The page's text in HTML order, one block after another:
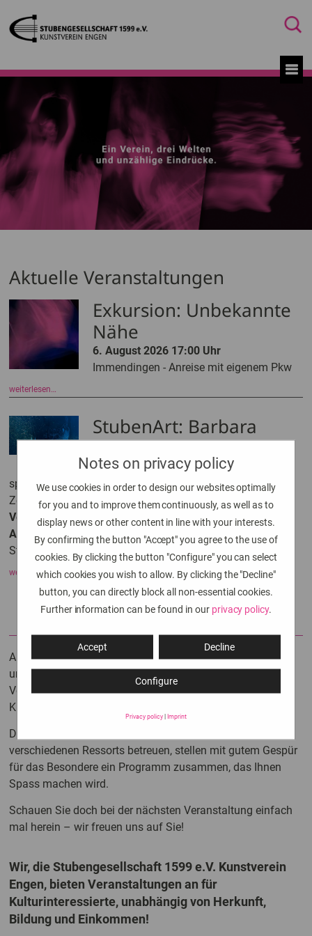
Aktuelle Veranstaltungen
Exkursion: Unbekannte
Nähe
6. August 2026 17:00 Uhr
Immendingen - Anreise mit eigenem Pkw
weiterlesen…
StubenArt: Barbara
Ehrmann
"dem Meeresgrund lauschen _ water
spirits"
Zeichnungen, Bilder in Wachs, Video
Vernissage 18. September 2026 19:00 Uhr
Ausstellung 19. September bis 29. November 2026
Städtisches Museum + Galerie Engen
weiterlesen…
Ausstellungen, Klassikkonzerte, Jazzsessions, Kabarett-
und Theaterabende, Vorträge: Mit kleinen, feinen
Veranstaltungen setzt die Stubengesellschaft Akzente im
Kulturbetrieb der Stadt Engen.
Die sechs kreativen Menschen, die ehrenamtlich unsere
verschiedenen Ressorts betreuen, stellen mit gutem Gespür
für das Besondere ein Programm zusammen, das Ihnen
Spass machen wird.
Schauen Sie doch bei der nächsten Veranstaltung einfach
mal herein – wir freuen uns auf Sie!
Wir, die Stubengesellschaft 1599 e.V. Kunstverein
Engen, bieten Veranstaltungen an für
Kulturinteressierte, unabhängig von Herkunft,
Bildung und Einkommen!
Notes on privacy policy
We use cookies in order to design our websites optimally
for you and to improve them continuously, as well as to
display news or other content in line with your interests.
By confirming the button "Accept" you agree to the use of
cookies. By clicking the button "Configure" you can select
which cookies you wish to allow. By clicking the "Decline"
button, you can directly block all non-essential cookies.
Further information can be found in our privacy policy.
Accept Decline
Configure
Privacy policy| Imprint